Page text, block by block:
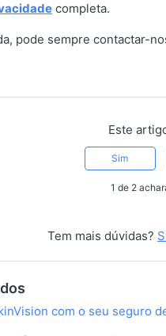
completa.
pode sempre contactar-
Este
Sim
1 de 2
Tem mais dúvidas?
com o seu seguro